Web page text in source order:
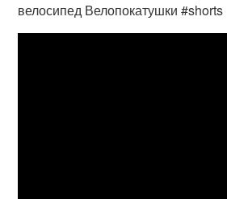
велосипед Велопокатушки #shorts